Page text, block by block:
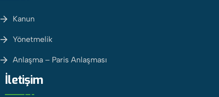
Kanun
Yönetmelik
Anlaşma – Paris Anlaşması
İletişim